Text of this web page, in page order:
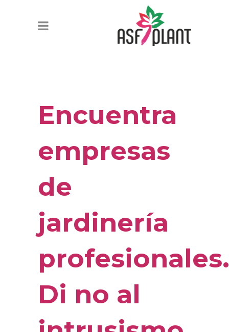
Encuentra
empresas
de
jardinería
profesionales.
Di no al